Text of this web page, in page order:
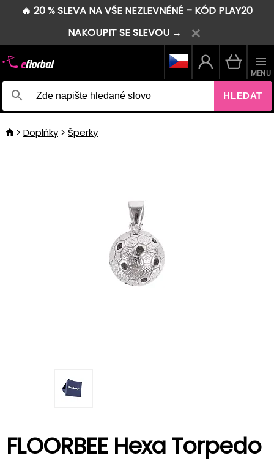
🔥 20 % SLEVA NA VŠE NEZLEVNĚNÉ – KÓD PLAY20
NAKOUPIT SE SLEVOU →
HLEDAT
MENU
Doplňky Šperky
FLOORBEE Hexa Torpedo